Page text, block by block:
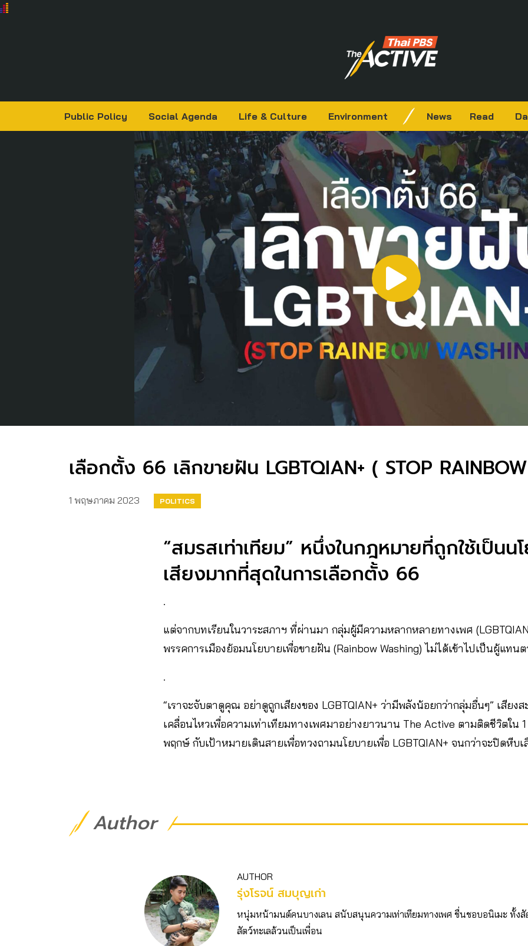
Public Policy Social Agenda Life & Culture Environment News Read
เลือกตั้ง 66 เลิกขายฝัน LGBTQIAN+ ( STOP
1 พฤษภาคม 2023
POLITICS
“สมรสเท่าเทียม” หนึ่งในกฎหมายที่ถูกใช้เป็นน
เสียงมากที่สุดในการเลือกตั้ง 66
.
แต่จากบทเรียนในวาระสภาฯ ที่ผ่านมา กลุ่มผู้มีความหลากหลายทางเพศ
พรรคการเมืองย้อมนโยบายเพื่อขายฝัน (Rainbow Washing) ไม่ได้เข้าไปเป็นผู้แทน
.
“เราจะจับตาดูคุณ อย่าดูถูกเสียงของ LGBTQIAN+ ว่ามีพลังน้อยกว่ากลุ่มอื่นๆ” เสียง
เคลื่อนไหวเพื่อความเท่าเทียมทางเพศมาอย่างยาวนาน The Active ตามติดชีวิตใน
พฤกษ์ กับเป้าหมายเดินสายเพื่อทวงถามนโยบายเพื่อ LGBTQIAN+ จนกว่าจะปิดหีบเ
Author
AUTHOR
รุ่งโรจน์ สมบุญเก่า
หนุ่มหน้ามนต์คนบางเลน สนับสนุนความเท่าเทียมทางเพศ ชื่นชอบอนิเมะ ทั้งสั
สัตว์ทะเลล้วนเป็นเพื่อน